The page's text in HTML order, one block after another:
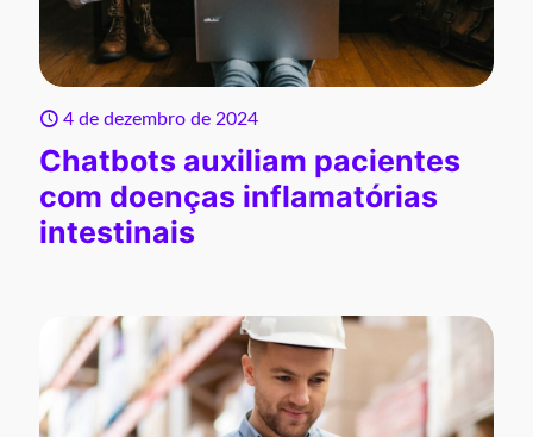
4 de dezembro de 2024
Chatbots auxiliam pacientes
com doenças inflamatórias
intestinais